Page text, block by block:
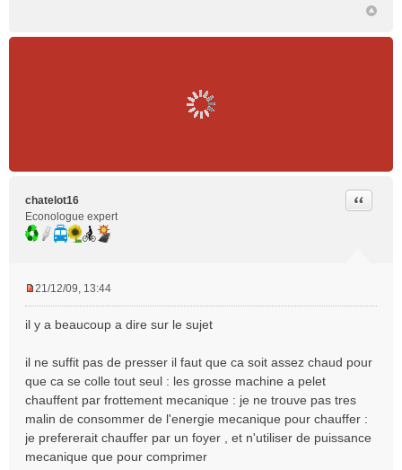
chatelot16
Econologue expert
Citer
s
a
g
e
n
l
21/12/09, 13:44
il y a beaucoup a dire sur le sujet
il ne suffit pas de presser il faut que ca soit assez chaud pour
que ca se colle tout seul : les grosse machine a pelet
chauffent par frottement mecanique : je ne trouve pas tres
malin de consommer de l'energie mecanique pour chauffer :
je prefererait chauffer par un foyer , et n'utiliser de puissance
mecanique que pour comprimer